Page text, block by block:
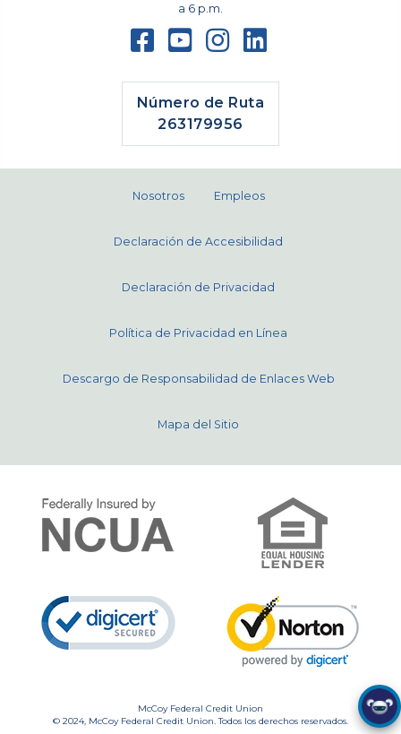
a 6 p.m.
Número de Ruta
263179956
Nosotros Empleos
Declaración de Accesibilidad
Declaración de Privacidad
Política de Privacidad en Línea
Descargo de Responsabilidad de Enlaces Web
Mapa del Sitio
McCoy Federal Credit Union
© 2024, McCoy Federal Credit Union. Todos los derechos reservados.